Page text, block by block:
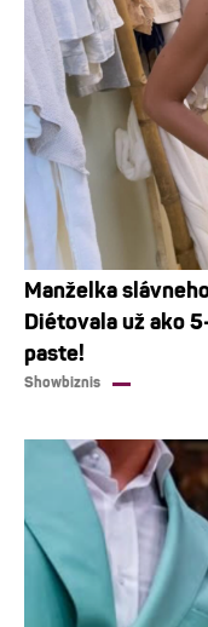
Manželka
Diétovala už ako
paste!
Showbiznis